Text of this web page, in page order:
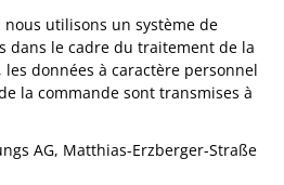
nous utilisons un système de
dans le cadre du traitement de la
données à caractère personnel
la commande sont transmises à
AG, Matthias-Erzberger-Straße